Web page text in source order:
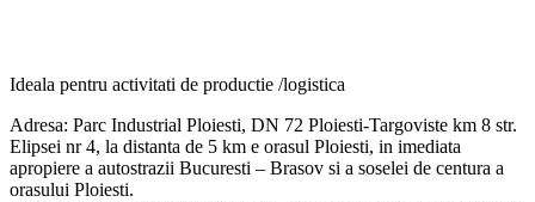
Ideala pentru activitati de productie /logistica
Adresa: Parc Industrial Ploiesti, DN 72 Ploiesti-Targoviste km 8 str.
Elipsei nr 4, la distanta de 5 km e orasul Ploiesti, in imediata
apropiere a autostrazii Bucuresti – Brasov si a soselei de centura a
orasului Ploiesti.